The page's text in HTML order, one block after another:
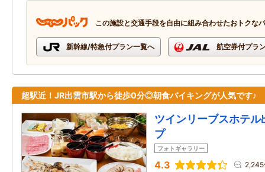
この施設と交通手段を自由に組み合わせたおトクな
新幹線/特急付プラン一覧へ 航空券付プラ
超駅近！JR出雲市駅から徒歩0分◎朝食バイキングが人気です♪
ツインリーブスホテ
プ
フォトギャラリー
4.3